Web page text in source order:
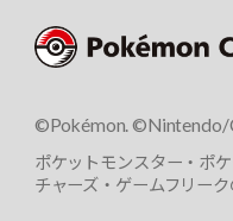
©Pokémon. ©Nintendo/
ポケットモンスター・ポ
チャーズ・ゲームフリーク